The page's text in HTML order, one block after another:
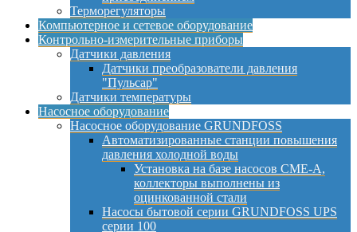
Терморегуляторы
Компьютерное и сетевое оборудование
Контрольно-измерительные приборы
Датчики давления
Датчики преобразователи давления
"Пульсар"
Датчики температуры
Насосное оборудование
Насосное оборудование GRUNDFOSS
Автоматизированные станции повышения
давления холодной воды
Установка на базе насосов CME-A,
коллекторы выполнены из
оцинкованной стали
Насосы бытовой серии GRUNDFOSS UPS
серии 100